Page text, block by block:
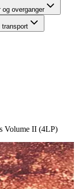
og overganger
transport
Volume II (4LP)